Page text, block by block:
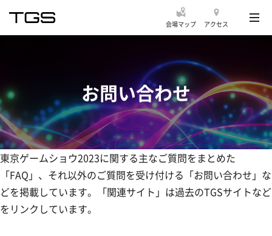
会場マップ アクセス
お問い合わせ
東京ゲームショウ2023に関する主なご質問をまとめた
「FAQ」、それ以外のご質問を受け付ける「お問い合わせ」な
どを掲載しています。「関連サイト」は過去のTGSサイトなど
をリンクしています。